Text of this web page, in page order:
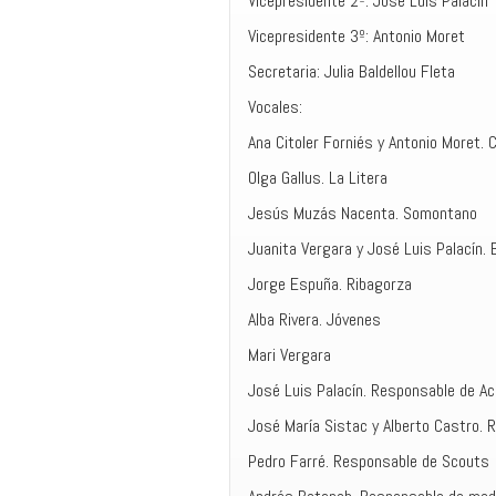
Vicepresidente 3º: Antonio Moret
Secretaria: Julia Baldellou Fleta
Vocales:
Ana Citoler Forniés y Antonio Moret.
Olga Gallus. La Litera
Jesús Muzás Nacenta. Somontano
Juanita Vergara y José Luis Palacín.
Jorge Espuña. Ribagorza
Alba Rivera. Jóvenes
Mari Vergara
José Luis Palacín. Responsable de
José María Sistac y Alberto Castro.
Pedro Farré. Responsable de Scouts